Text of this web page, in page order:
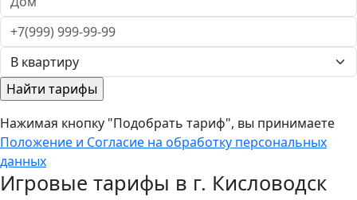
Нажимая кнопку "Подобрать тариф", вы принимаете
Положение и Согласие на обработку персональных
данных
Игровые тарифы в г. Кисловодск